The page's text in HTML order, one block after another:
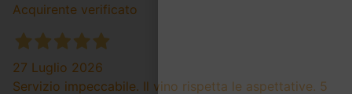
Acquirente verificato
27 Luglio 2026
Servizio impeccabile. Il vino rispetta le aspettative. 5